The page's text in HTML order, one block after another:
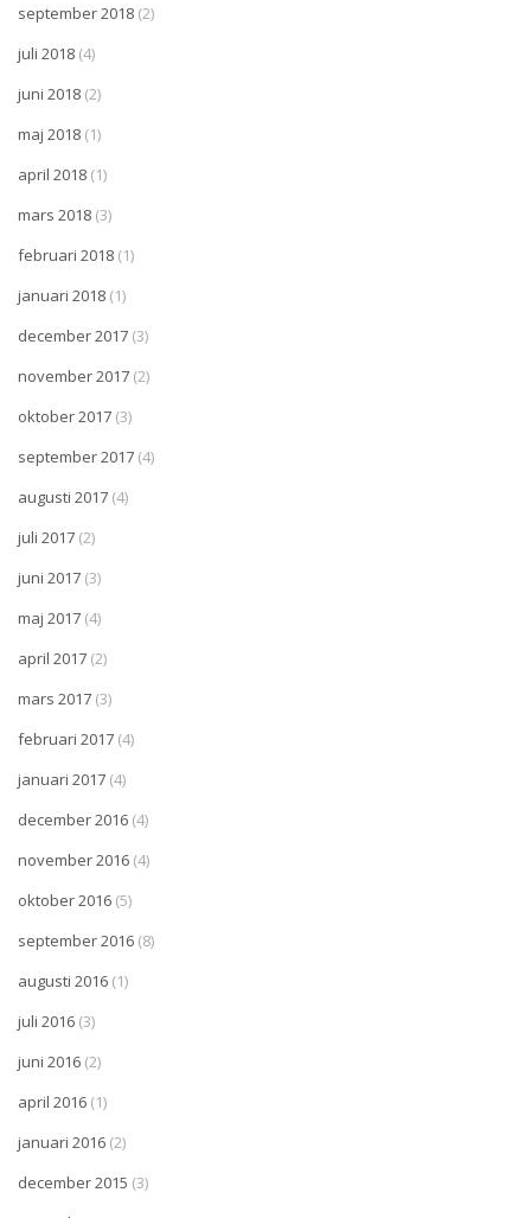
september 2018 (2)
juli 2018 (4)
juni 2018 (2)
maj 2018 (1)
april 2018 (1)
mars 2018 (3)
februari 2018 (1)
januari 2018 (1)
december 2017 (3)
november 2017 (2)
oktober 2017 (3)
september 2017 (4)
augusti 2017 (4)
juli 2017 (2)
juni 2017 (3)
maj 2017 (4)
april 2017 (2)
mars 2017 (3)
februari 2017 (4)
januari 2017 (4)
december 2016 (4)
november 2016 (4)
oktober 2016 (5)
september 2016 (8)
augusti 2016 (1)
juli 2016 (3)
juni 2016 (2)
april 2016 (1)
januari 2016 (2)
december 2015 (3)